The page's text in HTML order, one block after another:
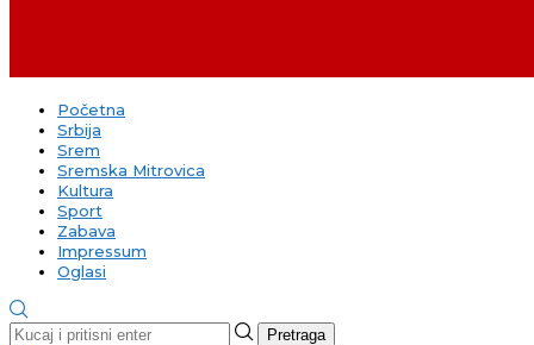
Početna
Srbija
Srem
Sremska Mitrovica
Kultura
Sport
Zabava
Impressum
Oglasi
Pretraga